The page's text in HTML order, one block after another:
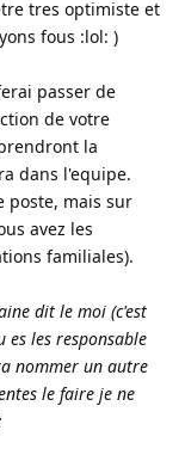
tres optimiste et
fous :lol: )
passer de
de votre
la
dans l'equipe.
poste, mais sur
avez les
familiales).
dit le moi (c'est
les responsable
nommer un autre
le faire je ne